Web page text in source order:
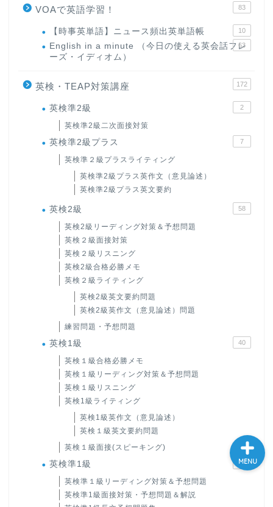
VOAで英語学習！ 83
【時事英単語】ニュース頻出英単語帳 10
English in a minute （今日の使える英会話フレ
ーズ・イディオム）
63
英検・TEAP対策講座 172
英検準2級 2
英検準2級二次面接対策
英検準2級プラス 7
英検準２級プラスライティング
英検準2級プラス英作文（意見論述）
英検準2級プラス英文要約
英検2級 58
英検2級リーディング対策＆予想問題
英検２級面接対策
英検２級リスニング
英検2級合格必勝メモ
英検２級ライティング
英検2級英文要約問題
英検2級英作文（意見論述）問題
練習問題・予想問題
英検1級 40
英検１級合格必勝メモ
英検１級リーディング対策＆予想問題
英検１級リスニング
英検1級ライティング
英検1級英作文（意見論述）
英検１級英文要約問題
英検１級面接(スピーキング)
英検準1級 57
英検準１級リーディング対策＆予想問題
英検準1級面接対策・予想問題＆解説
MENU
原田高志の”ほぼ日刊”英語
学習＆大学入試英語コラム
大学入試英語対策講座
英語名言・格言・カッコい
い英語＆素敵な英文フレー
CONTACT